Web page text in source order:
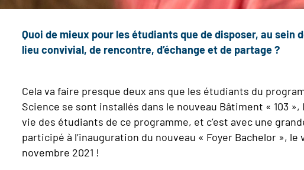
Quoi de mieux pour les étudiants que de disposer, au sein
lieu convivial, de rencontre, d’échange et de partage ?
Cela va faire presque deux ans que les étudiants du
Science se sont installés dans le nouveau Bâtiment « 103
vie des étudiants de ce programme, et c’est avec une
participé à l’inauguration du nouveau « Foyer Bachelor », le
novembre 2021 !